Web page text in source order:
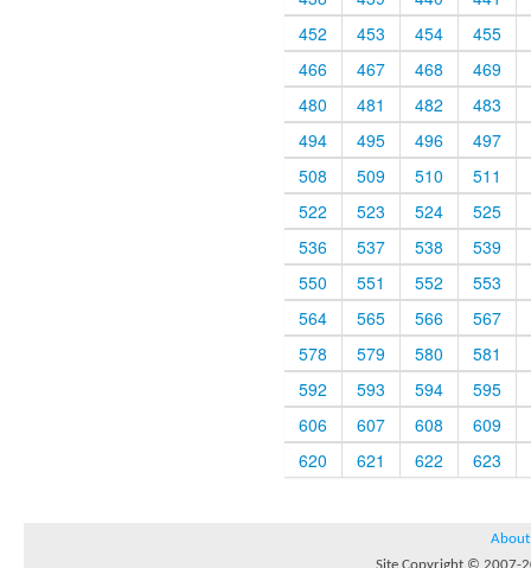
452
453 454
455
466
467 468
469
480
481 482
483
494
495 496
497
508
509 510
511
522
523 524
525
536
537 538
539
550
551 552
553
564
565 566
567
578
579 580
581
592
593 594
595
606
607 608
609
620
621 622 623
About